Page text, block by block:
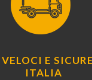
VELOCI E
ITALIA